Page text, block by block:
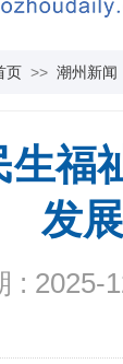
页 >> 潮州新闻
生福
发
: 2025-